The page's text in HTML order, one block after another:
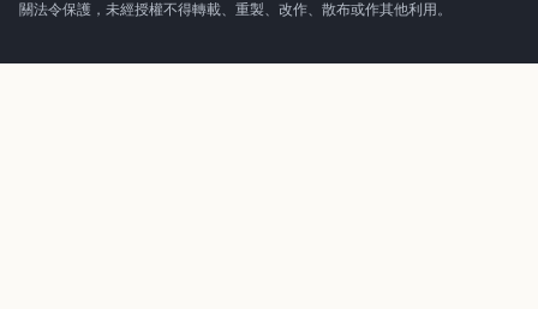
關法令保護，未經授權不得轉載、重製、改作、散布或作其他利用。